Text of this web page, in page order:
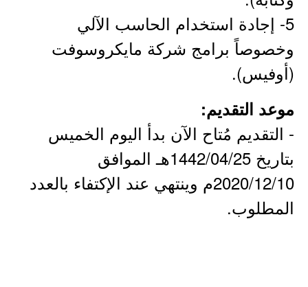
5- إجادة استخدام الحاسب الآلي
وخصوصاً برامج شركة مايكروسوفت
(أوفيس).
موعد التقديم:
- التقديم مُتاح الآن بدأ اليوم الخميس
بتاريخ 1442/04/25هـ الموافق
2020/12/10م وينتهي عند الإكتفاء بالعدد
المطلوب.